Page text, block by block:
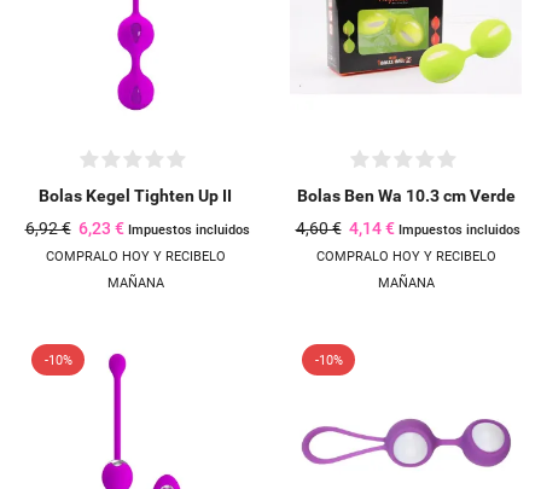
Bolas Kegel Tighten Up II
6,92 € 6,23 € Impuestos incluidos
COMPRALO HOY Y RECIBELO
MAÑANA
Bolas Ben Wa 10.3 cm Verde
4,60 € 4,14 € Impuestos incluidos
COMPRALO HOY Y RECIBELO
MAÑANA
-10% -10%